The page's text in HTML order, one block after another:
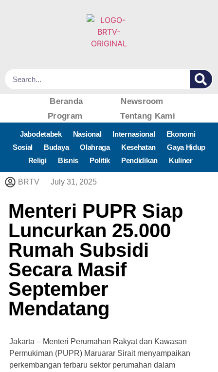
Beranda
Newsroom
Program
Tentang Kami
Jabodetabek Nasional Internasional
Ekonomi
Sosial
Budaya Olahraga Kesehatan
Gaya Hidup
Religi
Bisnis Politik Pendidikan Kuliner
BRTV July 31, 2025
Menteri PUPR Siap
Luncurkan 25.000
Rumah Subsidi
Secara Masif
September
Mendatang
Jakarta – Menteri Perumahan Rakyat dan Kawasan
Permukiman (PUPR) Maruarar Sirait menyampaikan
perkembangan terbaru sektor perumahan dalam